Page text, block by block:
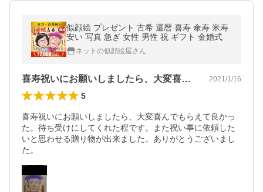
似顔絵 プレゼント 古希 還暦 喜寿 傘寿 米寿
安い 写真 急ぎ 女性 男性 祝 ギフト 金婚式
ネットの似顔絵屋さん
喜寿祝いにお願いしましたら、大変喜んで… 2021/1/16
5
喜寿祝いにお願いしましたら、大変喜んでもらえて良かっ
た。待ち受けにしてくれた程です。また祝い事に依頼した
いと思わせる贈り物が出来ました。ありがとうございまし
た。